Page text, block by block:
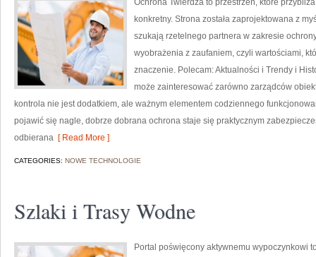
Ochrona Twierdza to przestrzeń, które
konkretny. Strona została zaprojektowana z
szukają rzetelnego partnera w zakresie
wyobrażenia z zaufaniem, czyli wartościami,
znaczenie. Polecam: Aktualności i Trendy i
może zainteresować zarówno zarządców
kontrola nie jest dodatkiem, ale ważnym elementem codziennego
pojawić się nagle, dobrze dobrana ochrona staje się praktycznym
odbierana [ Read More ]
CATEGORIES: NOWE TECHNOLOGIE
Szlaki i Trasy Wodne
Portal poświęcony aktywnemu wypoczynkowi